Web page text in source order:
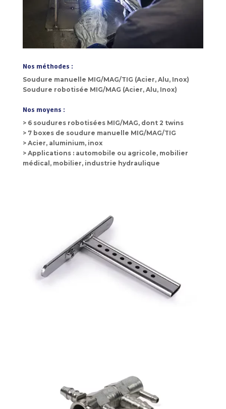
Nos méthodes :
Soudure manuelle MIG/MAG/TIG (Acier, Alu, Inox)
Soudure robotisée MIG/MAG (Acier, Alu, Inox)
Nos moyens :
> 6 soudures robotisées MIG/MAG, dont 2 twins
> 7 boxes de soudure manuelle MIG/MAG/TIG
> Acier, aluminium, inox
> Applications : automobile ou agricole, mobilier
médical, mobilier, industrie hydraulique